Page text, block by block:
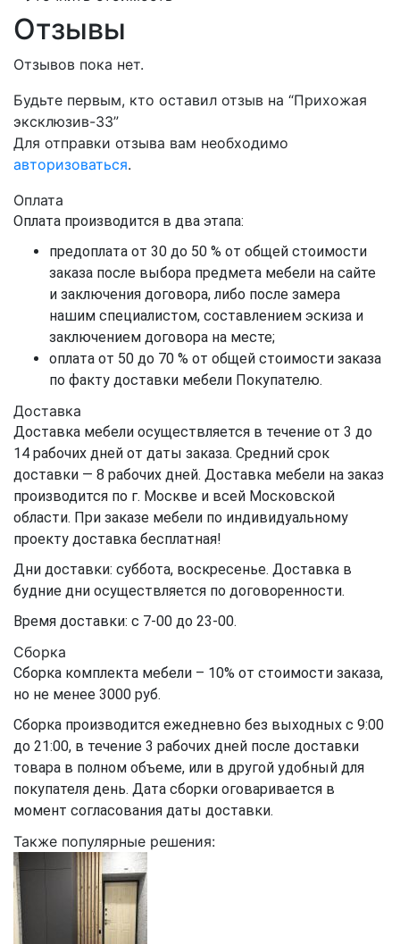
Отзывы
Отзывов пока нет.
Будьте первым, кто оставил отзыв на “Прихожая
эксклюзив-33”
Для отправки отзыва вам необходимо
авторизоваться.
Оплата
Оплата производится в два этапа:
предоплата от 30 до 50 % от общей стоимости
заказа после выбора предмета мебели на сайте
и заключения договора, либо после замера
нашим специалистом, составлением эскиза и
заключением договора на месте;
оплата от 50 до 70 % от общей стоимости заказа
по факту доставки мебели Покупателю.
Доставка
Доставка мебели осуществляется в течение от 3 до
14 рабочих дней от даты заказа. Средний срок
доставки — 8 рабочих дней. Доставка мебели на заказ
производится по г. Москве и всей Московской
области. При заказе мебели по индивидуальному
проекту доставка бесплатная!
Дни доставки: суббота, воскресенье. Доставка в
будние дни осуществляется по договоренности.
Время доставки: с 7-00 до 23-00.
Сборка
Сборка комплекта мебели – 10% от стоимости заказа,
но не менее 3000 руб.
Сборка производится ежедневно без выходных с 9:00
до 21:00, в течение 3 рабочих дней после доставки
товара в полном объеме, или в другой удобный для
покупателя день. Дата сборки оговаривается в
момент согласования даты доставки.
Также популярные решения: